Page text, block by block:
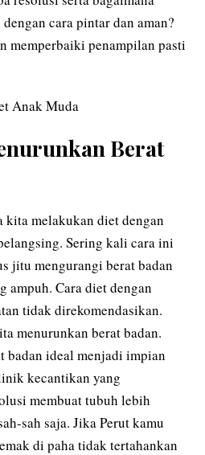
cara pintar dan aman?
memperbaiki penampilan pasti
Berat
kita melakukan diet dengan
Sering kali cara ini
jitu mengurangi berat badan
ampuh. Cara diet dengan
tidak direkomendasikan.
menurunkan berat badan.
badan ideal menjadi impian
kecantikan yang
membuat tubuh lebih
sah saja. Jika Perut kamu
di paha tidak tertahankan